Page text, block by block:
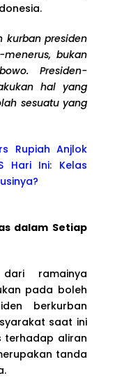
kurban presiden
bukan
Presiden-
hal yang
sesuatu yang
Rupiah Anjlok
Hari Ini: Kelas
dalam Setiap
ramainya
pada boleh
berkurban
saat ini
terhadap aliran
tanda